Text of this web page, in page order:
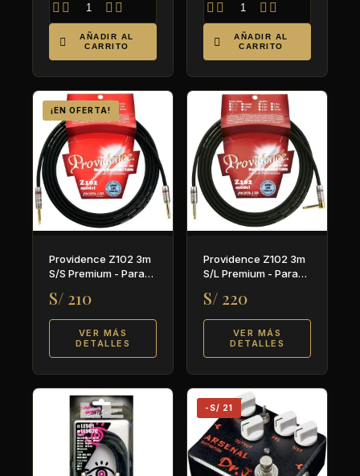
   

AÑADIR AL
CARRITO
   

AÑADIR AL
CARRITO
¡EN OFERTA!
Providence Z102 3m
S/S Premium - Para
S/ 210
VER MÁS
DETALLES
Providence Z102 3m
S/L Premium - Para
S/ 220
VER MÁS
DETALLES
-S/ 21